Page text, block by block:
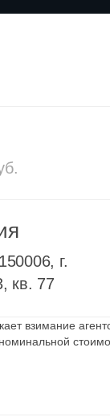
г.
кв. 77
взимание